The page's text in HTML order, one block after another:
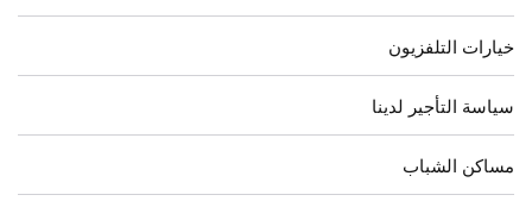
خيارات التلفزيون
سياسة التأجير لدينا
مساكن الشباب